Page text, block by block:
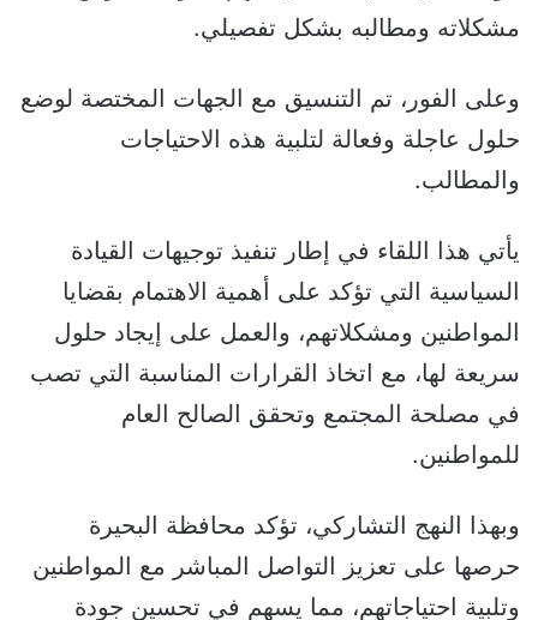
مشكلاته ومطالبه بشكل تفصيلي.
وعلى الفور، تم التنسيق مع الجهات المختصة لوضع
حلول عاجلة وفعالة لتلبية هذه الاحتياجات
والمطالب.
يأتي هذا اللقاء في إطار تنفيذ توجيهات القيادة
السياسية التي تؤكد على أهمية الاهتمام بقضايا
المواطنين ومشكلاتهم، والعمل على إيجاد حلول
سريعة لها، مع اتخاذ القرارات المناسبة التي تصب
في مصلحة المجتمع وتحقق الصالح العام
للمواطنين.
وبهذا النهج التشاركي، تؤكد محافظة البحيرة
حرصها على تعزيز التواصل المباشر مع المواطنين
وتلبية احتياجاتهم، مما يسهم في تحسين جودة